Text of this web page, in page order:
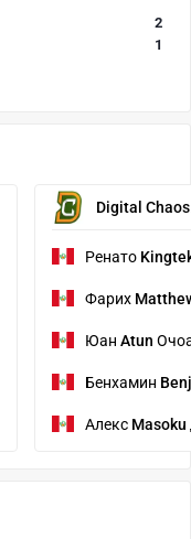
2
1
Digital
Ренато
Фарих
Юан Atun
Бенхамин
Алекс Masoku